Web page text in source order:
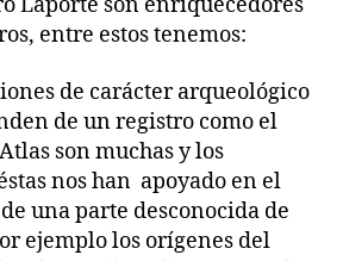
entre estos tenemos:
de carácter arqueológico
de un registro como el
son muchas y los
nos han apoyado en el
una parte desconocida de
ejemplo los orígenes del